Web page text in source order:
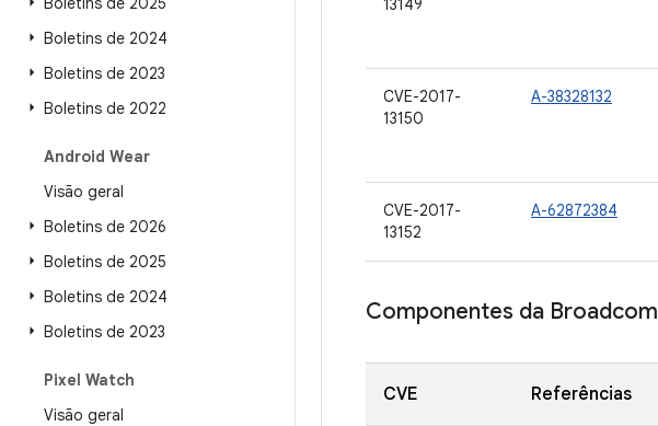
Boletins de 2024
Boletins de 2023
Boletins de 2022
Android Wear
Visão geral
Boletins de 2026
Boletins de 2025
Boletins de 2024
Boletins de 2023
Pixel Watch
Visão geral
13149
CVE-2017-
13150
A-38328132
CVE-2017-
13152
A-62872384
Componentes da Broadcom
CVE Referências